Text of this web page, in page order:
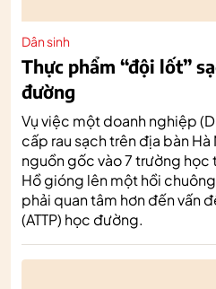
Dân sinh
Thực phẩm “đội lốt”
đường
Vụ việc một doanh nghiệp
cấp rau sạch trên địa bàn
nguồn gốc vào 7 trường học
Hồ gióng lên một hồi
phải quan tâm hơn đến vấn
(ATTP) học đường.